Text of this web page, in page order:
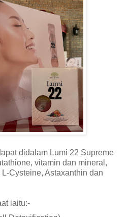
didalam Lumi 22 Supreme
vitamin dan mineral,
L-Cysteine, Astaxanthin dan
iaitu:-